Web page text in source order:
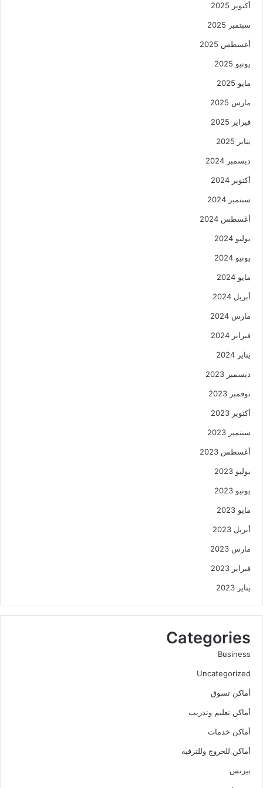
أكتوبر 2025
سبتمبر 2025
أغسطس 2025
يونيو 2025
مايو 2025
مارس 2025
فبراير 2025
يناير 2025
ديسمبر 2024
أكتوبر 2024
سبتمبر 2024
أغسطس 2024
يوليو 2024
يونيو 2024
مايو 2024
أبريل 2024
مارس 2024
فبراير 2024
يناير 2024
ديسمبر 2023
نوفمبر 2023
أكتوبر 2023
سبتمبر 2023
أغسطس 2023
يوليو 2023
يونيو 2023
مايو 2023
أبريل 2023
مارس 2023
فبراير 2023
يناير 2023
Categories
Business
Uncategorized
أماكن تسوق
أماكن تعليم وتدريب
أماكن خدمات
أماكن للخروج وللترفيه
بيزنس